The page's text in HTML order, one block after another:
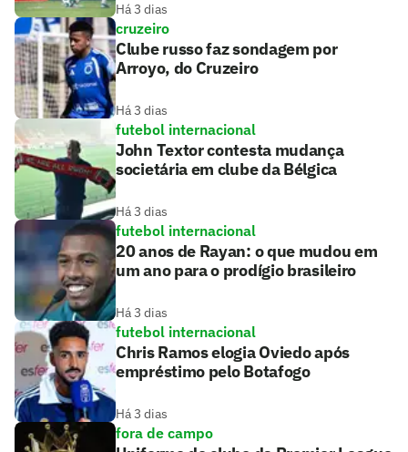
Há 3 dias
cruzeiro
Clube russo faz sondagem por
Arroyo, do Cruzeiro
Há 3 dias
futebol internacional
John Textor contesta mudança
societária em clube da Bélgica
Há 3 dias
futebol internacional
20 anos de Rayan: o que mudou em
um ano para o prodígio brasileiro
Há 3 dias
futebol internacional
Chris Ramos elogia Oviedo após
empréstimo pelo Botafogo
Há 3 dias
fora de campo